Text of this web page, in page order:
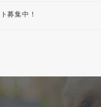
募集中！